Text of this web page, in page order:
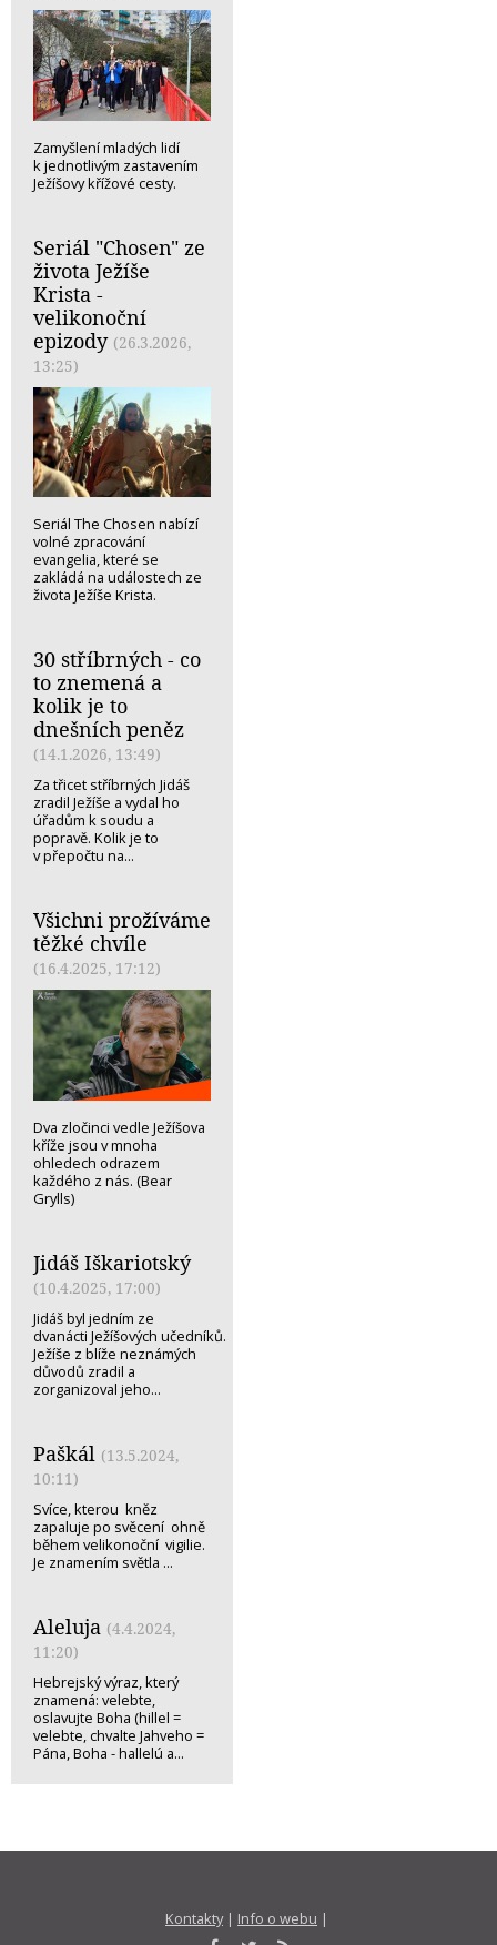
Zamyšlení mladých lidí
k jednotlivým zastavením
Ježíšovy křížové cesty.
Seriál "Chosen" ze
života Ježíše
Krista -
velikonoční
epizody (26.3.2026,
13:25)
Seriál The Chosen nabízí
volné zpracování
evangelia, které se
zakládá na událostech ze
života Ježíše Krista.
30 stříbrných - co
to znemená a
kolik je to
dnešních peněz
(14.1.2026, 13:49)
Za třicet stříbrných Jidáš
zradil Ježíše a vydal ho
úřadům k soudu a
popravě. Kolik je to
v přepočtu na...
Všichni prožíváme
těžké chvíle
(16.4.2025, 17:12)
Dva zločinci vedle Ježíšova
kříže jsou v mnoha
ohledech odrazem
každého z nás. (Bear
Grylls)
Jidáš Iškariotský
(10.4.2025, 17:00)
Jidáš byl jedním ze
dvanácti Ježíšových učedníků.
Ježíše z blíže neznámých
důvodů zradil a
zorganizoval jeho...
Paškál (13.5.2024,
10:11)
Svíce, kterou kněz
zapaluje po svěcení ohně
během velikonoční vigilie.
Je znamením světla ...
Aleluja (4.4.2024,
11:20)
Hebrejský výraz, který
znamená: velebte,
oslavujte Boha (hillel =
velebte, chvalte Jahveho =
Pána, Boha - hallelú a...
Kontakty| Info o webu |